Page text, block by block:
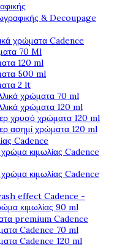
& Decoupage
χρώματα Cadence
70 Ml
120 ml
500 ml
2 lt
χρώματα 70 ml
χρώματα 120 ml
χρυσό χρώματα 120 ml
ασημί χρώματα 120 ml
Cadence
κιμωλίας Cadence
κιμωλίας Cadence
effect Cadence -
κιμωλίας 90 ml
premium Cadence
Cadence 70 ml
Cadence 120 ml